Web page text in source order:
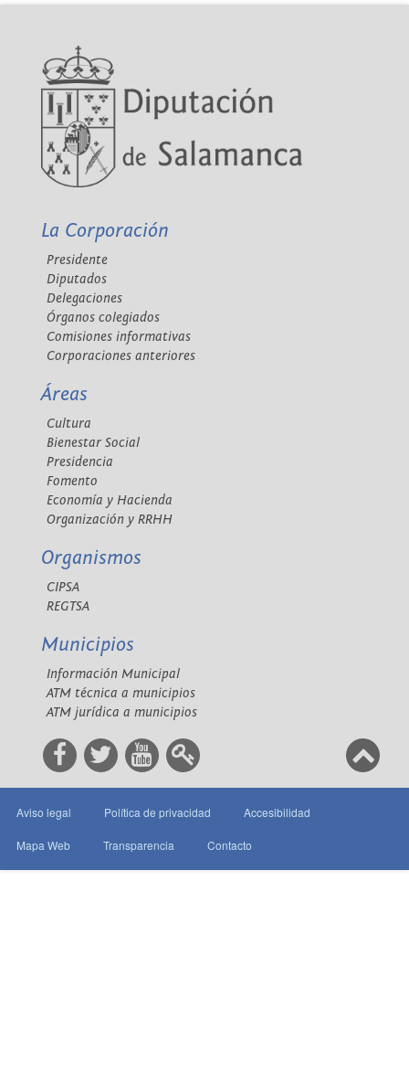
La Corporación
Presidente
Diputados
Delegaciones
Órganos colegiados
Comisiones informativas
Corporaciones anteriores
Áreas
Cultura
Bienestar Social
Presidencia
Fomento
Economía y Hacienda
Organización y RRHH
Organismos
CIPSA
REGTSA
Municipios
Información Municipal
ATM técnica a municipios
ATM jurídica a municipios
Aviso legal Política de privacidad Accesibilidad
Mapa Web Transparencia Contacto